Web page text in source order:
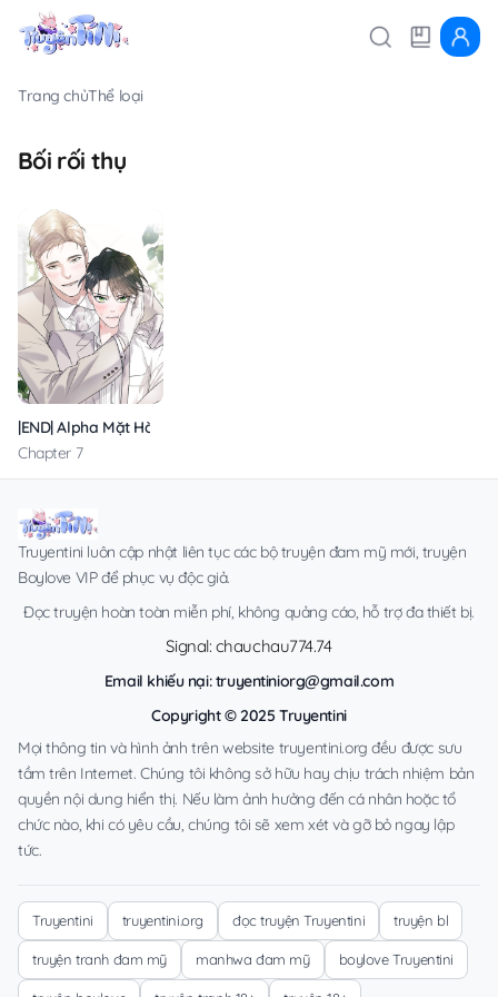
Trang chủThể loại
Bối rối thụ
|END| Alpha Mặt Hàng Không Thể Trả
Chapter 7
Truyentini luôn cập nhật liên tục các bộ truyện đam mỹ mới, truyện
Boylove VIP để phục vụ độc giả.
Đọc truyện hoàn toàn miễn phí, không quảng cáo, hỗ trợ đa thiết bị.
Signal: chauchau774.74
Email khiếu nại:truyentiniorg@gmail.com
Copyright © 2025 Truyentini
Mọi thông tin và hình ảnh trên website truyentini.org đều được sưu
tầm trên Internet. Chúng tôi không sở hữu hay chịu trách nhiệm bản
quyền nội dung hiển thị. Nếu làm ảnh hưởng đến cá nhân hoặc tổ
chức nào, khi có yêu cầu, chúng tôi sẽ xem xét và gỡ bỏ ngay lập
tức.
Truyentini truyentini.org đọc truyện Truyentini truyện bl
truyện tranh đam mỹ manhwa đam mỹ boylove Truyentini